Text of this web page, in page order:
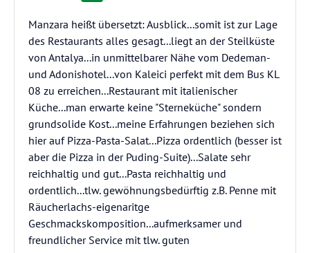
Manzara heißt übersetzt: Ausblick...somit ist zur Lage
des Restaurants alles gesagt...liegt an der Steilküste
von Antalya...in unmittelbarer Nähe vom Dedeman-
und Adonishotel...von Kaleici perfekt mit dem Bus KL
08 zu erreichen...Restaurant mit italienischer
Küche...man erwarte keine "Sterneküche" sondern
grundsolide Kost...meine Erfahrungen beziehen sich
hier auf Pizza-Pasta-Salat...Pizza ordentlich (besser ist
aber die Pizza in der Puding-Suite)...Salate sehr
reichhaltig und gut...Pasta reichhaltig und
ordentlich...tlw. gewöhnungsbedürftig z.B. Penne mit
Räucherlachs-eigenaritge
Geschmackskomposition...aufmerksamer und
freundlicher Service mit tlw. guten